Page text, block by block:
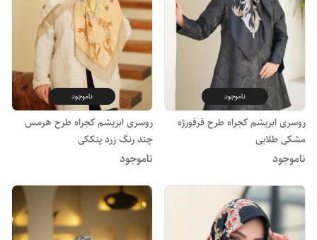
ناموجود
روسری ابریشم کجراه طرح فرفورژه
مشکی طلایی
ناموجود
ناموجود
روسری ابریشم کجراه طرح هرمس
چند رنگ زرد پنککی
ناموجود